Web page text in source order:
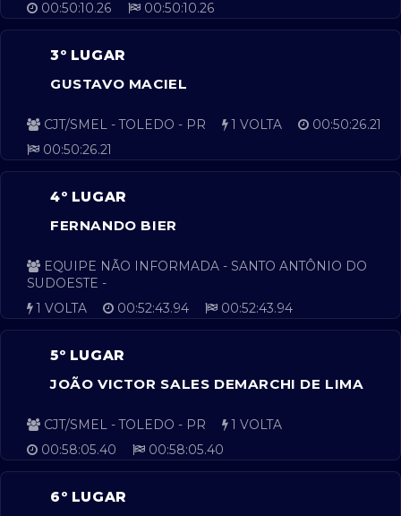
00:50:10.26
00:50:10.26
3º LUGAR
GUSTAVO MACIEL
CJT/SMEL - TOLEDO - PR 1 VOLTA
00:50:26.21
00:50:26.21
4º LUGAR
FERNANDO BIER
EQUIPE NÃO INFORMADA - SANTO ANTÔNIO DO
SUDOESTE -
1 VOLTA
00:52:43.94 00:52:43.94
5º LUGAR
JOÃO VICTOR SALES DEMARCHI DE LIMA
CJT/SMEL - TOLEDO - PR
1 VOLTA
00:58:05.40
00:58:05.40
6º LUGAR